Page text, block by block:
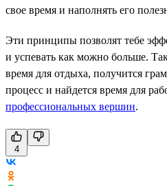
свое время и наполнять его
Эти принципы позволят тебе
и успевать как можно больше.
время для отдыха, получится
процесс и найдется время для
профессиональных вершин.
4